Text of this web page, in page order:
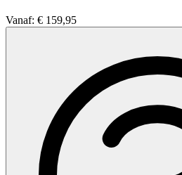
Vanaf: € 159,95